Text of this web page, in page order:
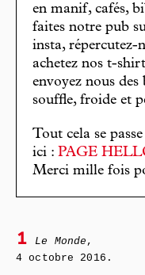
en manif, cafés,
faites notre pub
insta, répercutez-
achetez nos t-
envoyez nous
souffle, froide et
Tout cela se
ici : PAGE
Merci mille fois
1 Le Monde ,
4 octobre 2016.